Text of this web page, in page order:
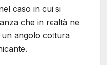
caso in cui si
che in realtà ne
un angolo cottura